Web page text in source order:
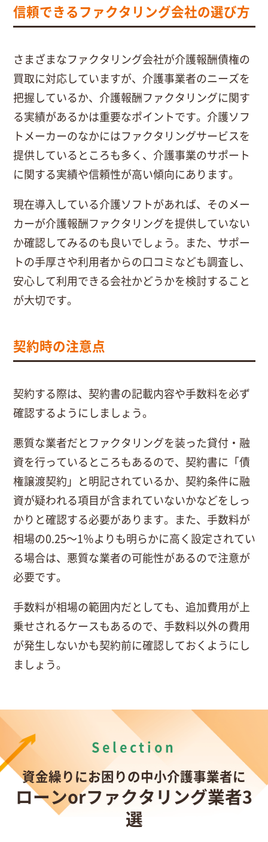
信頼できるファクタリング会社の選び方
さまざまなファクタリング会社が介護報酬債権の
買取に対応していますが、介護事業者のニーズを
把握しているか、介護報酬ファクタリングに関す
る実績があるかは重要なポイントです。介護ソフ
トメーカーのなかにはファクタリングサービスを
提供しているところも多く、介護事業のサポート
に関する実績や信頼性が高い傾向にあります。
現在導入している介護ソフトがあれば、そのメー
カーが介護報酬ファクタリングを提供していない
か確認してみるのも良いでしょう。また、サポー
トの手厚さや利用者からの口コミなども調査し、
安心して利用できる会社かどうかを検討すること
が大切です。
契約時の注意点
契約する際は、契約書の記載内容や手数料を必ず
確認するようにしましょう。
悪質な業者だとファクタリングを装った貸付・融
資を行っているところもあるので、契約書に「債
権譲渡契約」と明記されているか、契約条件に融
資が疑われる項目が含まれていないかなどをしっ
かりと確認する必要があります。また、手数料が
相場の0.25～1％よりも明らかに高く設定されてい
る場合は、悪質な業者の可能性があるので注意が
必要です。
手数料が相場の範囲内だとしても、追加費用が上
乗せされるケースもあるので、手数料以外の費用
が発生しないかも契約前に確認しておくようにし
ましょう。
Selection
資金繰りにお困りの中小介護事業者に
ローンorファクタリング業者3
選